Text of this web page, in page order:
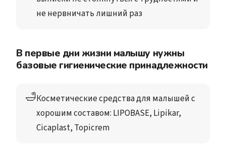
не нервничать лишний раз
В первые дни жизни малышу нужны
базовые гигиенические принадлежности
🛁Косметические средства для малышей с
хорошим составом: LIPOBASE, Lipikar,
Cicaplast, Topicrem